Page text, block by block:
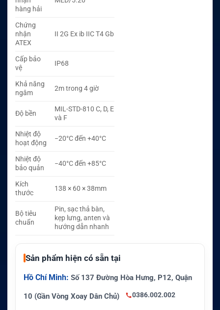
hàng hải
Chứng
nhận
ATEX
II 2G Ex ib IIC T4 Gb
Cấp bảo
vệ
IP68
Khả năng
ngâm
2m trong 4 giờ
Độ bền
MIL-STD-810 C, D, E
và F
Nhiệt độ
hoạt động
−20°C đến +40°C
Nhiệt độ
bảo quản
−40°C đến +85°C
Kích
thước
138 × 60 × 38mm
Bộ tiêu
chuẩn
Pin, sạc thả bàn,
kẹp lưng, anten và
hướng dẫn nhanh
Sản phẩm hiện có sẵn tại
Hồ Chí Minh: Số 137 Đường Hòa Hưng, P12, Quận
10 (Gần Vòng Xoay Dân Chủ) 0386.002.002